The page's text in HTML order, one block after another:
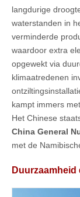
langdurige
waterstanden in
verminderde
waardoor extra
opgewekt via
klimaatredenen
kampt immers
Het Chinese
China General
met de
Duurzaamheid